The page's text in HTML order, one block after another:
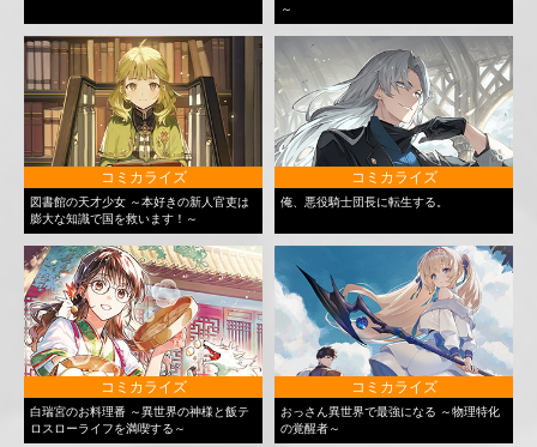
～
コミカライズ
図書館の天才少女 ～本好きの新人官吏は
膨大な知識で国を救います！～
コミカライズ
俺、悪役騎士団長に転生する。
コミカライズ
白瑞宮のお料理番 ～異世界の神様と飯テ
ロスローライフを満喫する～
コミカライズ
おっさん異世界で最強になる ～物理特化
の覚醒者～